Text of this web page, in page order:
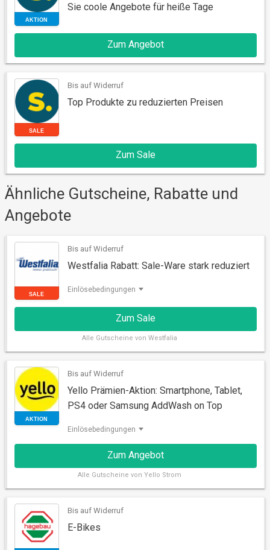
AKTION
Sie coole Angebote für heiße Tage
Zum Angebot
SALE
Bis auf Widerruf
Top Produkte zu reduzierten Preisen
Zum Sale
Ähnliche Gutscheine, Rabatte und
Angebote
SALE
Bis auf Widerruf
Westfalia Rabatt: Sale-Ware stark reduziert
Einlösebedingungen
Zum Sale
Alle Gutscheine von Westfalia
Bis auf Widerruf
Yello Prämien-Aktion: Smartphone, Tablet,
PS4 oder Samsung AddWash on Top
Einlösebedingungen
Zum Angebot
Alle Gutscheine von Yello Strom
Bis auf Widerruf
E-Bikes